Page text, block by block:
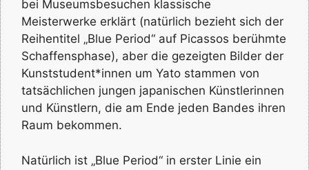
bei Museumsbesuchen klassische
Meisterwerke erklärt (natürlich bezieht sich der
Reihentitel „Blue Period“ auf Picassos berühmte
Schaffensphase), aber die gezeigten Bilder der
Kunststudent*innen um Yato stammen von
tatsächlichen jungen japanischen Künstlerinnen
und Künstlern, die am Ende jeden Bandes ihren
Raum bekommen.
Natürlich ist „Blue Period“ in erster Linie ein